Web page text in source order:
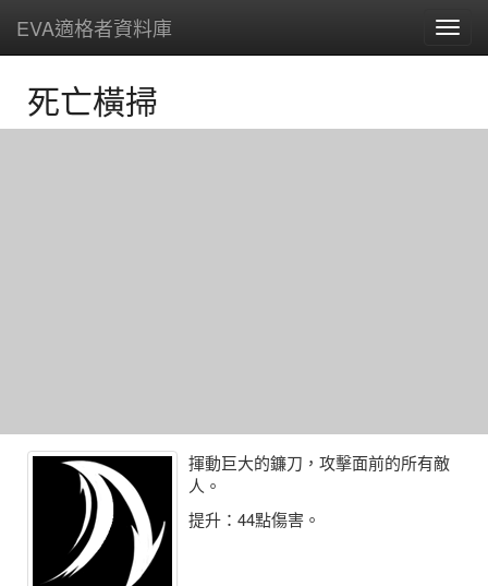
主
選
EVA適格者資料庫
死亡橫掃
揮動巨大的鐮刀，攻擊面前的所有敵
人。
提升：44點傷害。